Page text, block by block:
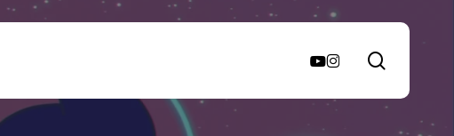
youtube
instagram